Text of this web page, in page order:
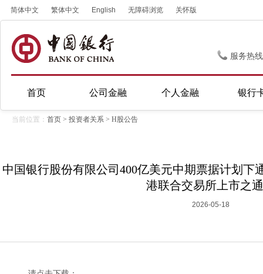
简体中文 繁体中文 English 无障碍浏览 关怀版
服务热
首页 公司金融 个人金融 银行
当前位置： 首页 > 投资者关系 > H股公告
中国银行股份有限公司400亿美元中期票据计划下
港联合交易所上市之
2026-05-18